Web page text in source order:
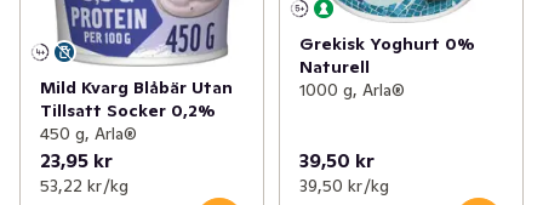
Mild Kvarg Blåbär Utan
Tillsatt Socker 0,2%
450 g, Arla®
23,95 kr
53,22 kr /kg
Grekisk Yoghurt 0%
Naturell
1000 g, Arla®
39,50 kr
39,50 kr /kg